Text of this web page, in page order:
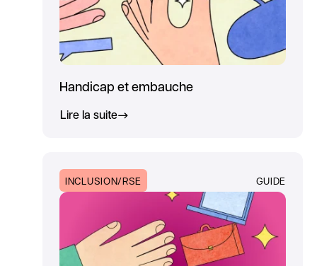
Handicap et embauche
Lire la suite
INCLUSION/RSE GUIDE